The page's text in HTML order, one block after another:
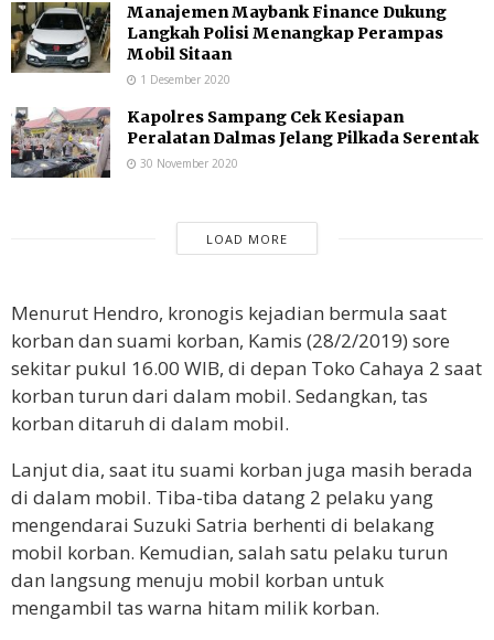
Manajemen Maybank Finance Dukung
Langkah Polisi Menangkap Perampas
Mobil Sitaan
1 Desember 2020
Kapolres Sampang Cek Kesiapan
Peralatan Dalmas Jelang Pilkada Serentak
30 November 2020
LOAD MORE
Menurut Hendro, kronogis kejadian bermula saat
korban dan suami korban, Kamis (28/2/2019) sore
sekitar pukul 16.00 WIB, di depan Toko Cahaya 2 saat
korban turun dari dalam mobil. Sedangkan, tas
korban ditaruh di dalam mobil.
Lanjut dia, saat itu suami korban juga masih berada
di dalam mobil. Tiba-tiba datang 2 pelaku yang
mengendarai Suzuki Satria berhenti di belakang
mobil korban. Kemudian, salah satu pelaku turun
dan langsung menuju mobil korban untuk
mengambil tas warna hitam milik korban.